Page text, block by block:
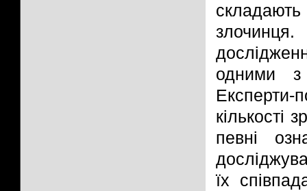
складають
одними з
кількості
певні
їх